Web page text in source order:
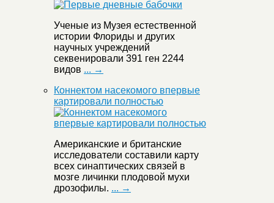
Ученые из Музея естественной
истории Флориды и других
научных учреждений
секвенировали 391 ген 2244
видов ... →
Коннектом насекомого впервые
картировали полностью
Американские и британские
исследователи составили карту
всех синаптических связей в
мозге личинки плодовой мухи
дрозофилы. ... →